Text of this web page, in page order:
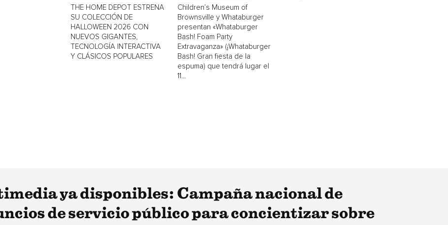
THE HOME DEPOT ESTRENA
SU COLECCIÓN DE
HALLOWEEN 2026 CON
NUEVOS GIGANTES,
TECNOLOGÍA INTERACTIVA
Y CLÁSICOS POPULARES
Children’s Museum of
Brownsville y Whataburger
presentan «Whataburger
Bash! Foam Party
Extravaganza» (¡Whataburger
Bash! Gran fiesta de la
espuma) que tendrá lugar el
11...
ya disponibles: Campaña nacional de
de servicio público para concientizar sobre